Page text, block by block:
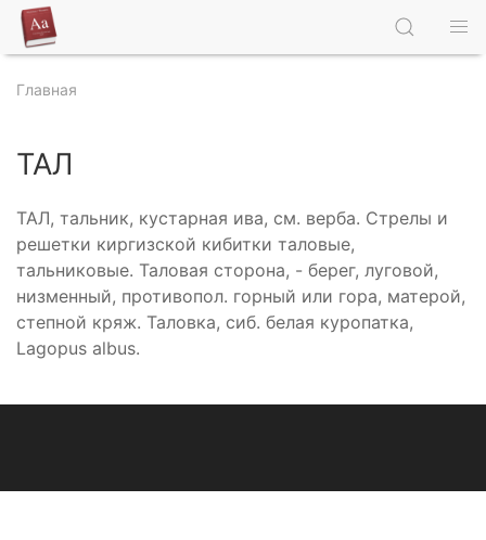
Главная
ТАЛ
ТАЛ, тальник, кустарная ива, см. верба. Стрелы и
решетки киргизской кибитки таловые,
тальниковые. Таловая сторона, - берег, луговой,
низменный, противопол. горный или гора, матерой,
степной кряж. Таловка, сиб. белая куропатка,
Lagopus albus.